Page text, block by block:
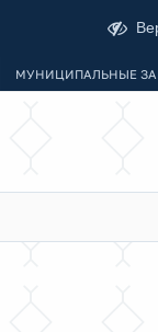
МУНИЦИПАЛЬНЫЕ